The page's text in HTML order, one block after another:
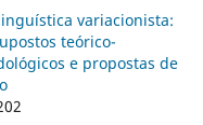
variacionista:
teórico-
e propostas de